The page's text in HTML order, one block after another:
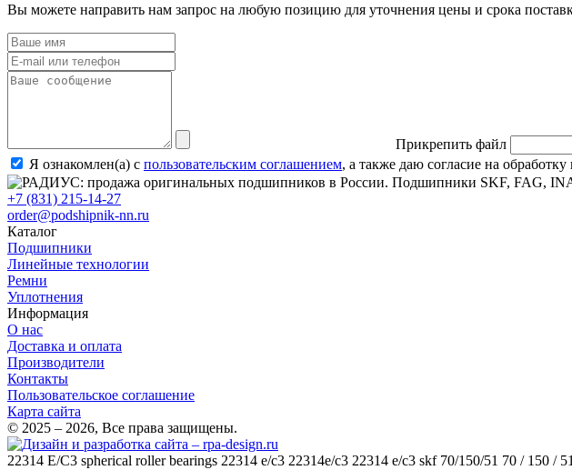
Вы можете направить нам запрос на любую позицию для уточнения цены и срока
Прикрепить файл
Я ознакомлен(а) с пользовательским соглашением, а также даю согласие на
+7 (831) 215-14-27
order@podshipnik-nn.ru
Каталог
Подшипники
Линейные технологии
Ремни
Уплотнения
Информация
О нас
Доставка и оплата
Производители
Контакты
Пользовательское соглашение
Карта сайта
© 2025 – 2026, Все права защищены.
22314 E/C3 spherical roller bearings 22314 e/c3 22314e/c3 22314 e/c3 skf 70/150/51 70 / 150